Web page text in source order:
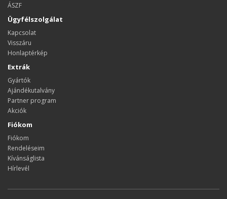
ÁSZF
Ügyfélszolgálat
Kapcsolat
Visszáru
Honlaptérkép
Extrák
Gyártók
Ajándékutalvány
Partner program
Akciók
Fiókom
Fiókom
Rendeléseim
Kívánságlista
Hírlevél